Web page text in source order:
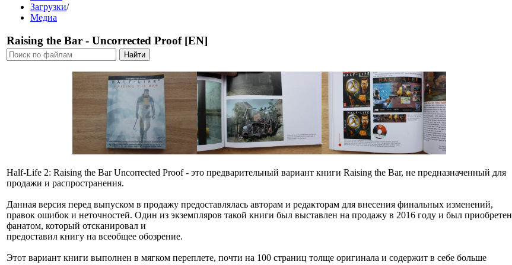
Загрузки/
Медиа
Raising the Bar - Uncorrected Proof [EN]
Half-Life 2: Raising the Bar Uncorrected Proof - это предварительный вариант книги Raising the Bar, не предназначенный для
продажи и распространения.
Данная версия перед выпуском в продажу предоставлялась авторам и редакторам для внесения финальных изменений,
правок ошибок и неточностей. Один из экземпляров такой книги был выставлен на продажу в 2016 году и был приобретен
фанатом, который отсканировал и
предоставил книгу на всеобщее обозрение.
Этот вариант книги выполнен в мягком переплете, почти на 100 страниц толще оригинала и содержит в себе больше